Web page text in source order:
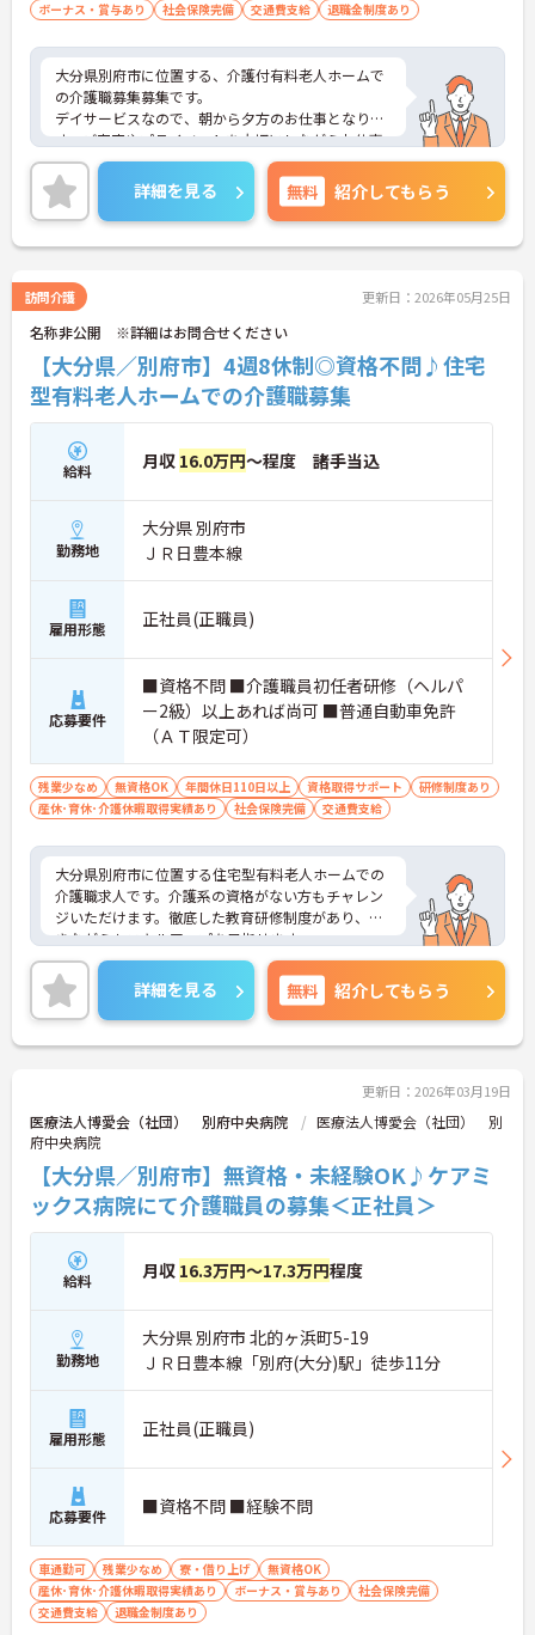
ボーナス・賞与あり 社会保険完備 交通費支給 退職金制度あり
大分県別府市に位置する、介護付有料老人ホームで
の介護職募集募集です。
デイサービスなので、朝から夕方のお仕事となりま
す。ご家庭やプライベートを大切にしながらお仕事
に取り組むことができます。
定年は65歳！65歳以降も再雇用制度があり、長く働
くことができる職場環境です。
ご興味ある方には、面接対策ポイントなど、さらに
詳細をお話しいたしますのでお気軽にご相談くださ
詳細を見る 無料 紹介してもらう
訪問介護 更新日：2026年05月25日
名称非公開 ※詳細はお問合せください
【大分県／別府市】4週8休制◎資格不問♪住宅
型有料老人ホームでの介護職募集
給料 月収 16.0万円～程度 諸手当込
勤務地
大分県 別府市
ＪＲ日豊本線
雇用形態 正社員(正職員)
応募要件
■資格不問 ■介護職員初任者研修（ヘルパ
ー2級）以上あれば尚可 ■普通自動車免許
（ＡＴ限定可）
残業少なめ 無資格OK 年間休日110日以上 資格取得サポート
研修制度あり
産休･育休･介護休暇取得実績あり
社会保険完備 交通費支給
大分県別府市に位置する住宅型有料老人ホームでの
介護職求人です。介護系の資格がない方もチャレン
ジいただけます。徹底した教育研修制度があり、働
きながらもスキルアップを目指せます。
お休みも4週8休で、プライベートとお仕事でメリハ
リをつけて働きたいという方にもおススメです。ご
興味ある方には、面接のポイントなど、さらに詳細
をお話致しますのでお気軽にご相談ください。
詳細を見る 無料 紹介してもらう
更新日：2026年03月19日
医療法人博愛会（社団） 別府中央病院
医療法人博愛会（社団） 別
府中央病院
【大分県／別府市】無資格・未経験OK♪ケアミ
ックス病院にて介護職員の募集＜正社員＞
給料 月収 16.3万円～17.3万円程度
勤務地
大分県 別府市 北的ヶ浜町5-19
ＪＲ日豊本線「別府(大分)駅」徒歩11分
雇用形態 正社員(正職員)
応募要件 ■資格不問 ■経験不問
車通勤可 残業少なめ 寮・借り上げ
無資格OK
産休･育休･介護休暇取得実績あり
ボーナス・賞与あり
社会保険完備
交通費支給
退職金制度あり